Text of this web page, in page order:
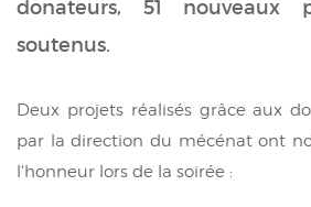
donateurs, 51 nouveaux
soutenus.
Deux projets réalisés grâce aux
par la direction du mécénat ont
l'honneur lors de la soirée :